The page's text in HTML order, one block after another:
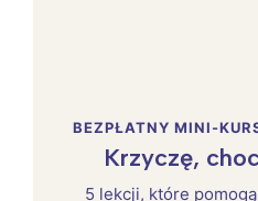
BEZPŁATNY MINI-
Krzyczę,
5 lekcji, które